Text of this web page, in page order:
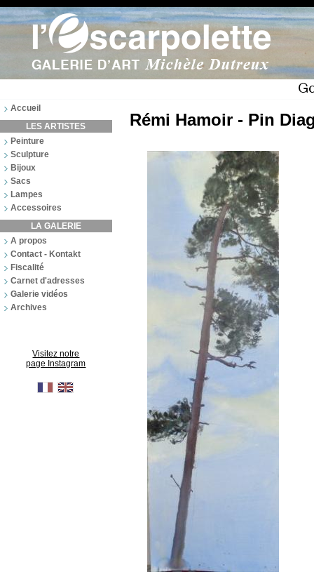
Accueil
LES ARTISTES
Peinture
Sculpture
Bijoux
Sacs
Lampes
Accessoires
LA GALERIE
A propos
Contact - Kontakt
Fiscalité
Carnet d'adresses
Galerie vidéos
Archives
Visitez notre
page Instagram
Rémi Hamoir - Pin